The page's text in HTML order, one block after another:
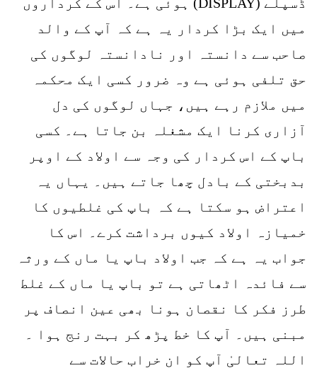
میں ایک بڑا کردار یہ ہے کہ آپ کے والد
صاحب سے دانستہ اور نادانستہ لوگوں کی
حق تلفی ہوئی ہے وہ ضرور کسی ایک محکمہ
میں ملازم رہے ہیں، جہاں لوگوں کی دل
آزاری کرنا ایک مشغلہ بن جاتا ہے۔ کسی
باپ کے اس کردار کی وجہ سے اولاد کے اوپر
بدبختی کے بادل چھا جاتے ہیں۔ یہاں یہ
اعتراض ہو سکتا ہے کہ باپ کی غلطیوں کا
خمیازہ اولاد کیوں برداشت کرے۔ اس کا
جواب یہ ہے کہ جب اولاد باپ یا ماں کے ورثہ
سے فائدہ اٹھاتی ہے تو باپ یا ماں کے غلط
طرز فکر کا نقصان ہونا بھی عین انصاف پر
مبنی ہیں۔ آپ کا خط پڑھ کر بہت رنج ہوا ۔
اللہ تعالیٰ آپ کو ان خراب حالات سے